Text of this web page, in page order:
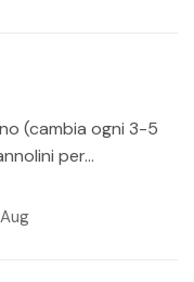
(cambia ogni 3-5
per...